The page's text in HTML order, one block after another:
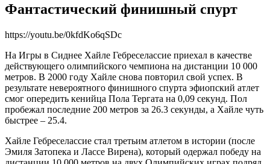
Фантастический финишный спурт
https://youtu.be/0kfdKo6qSDc
На Игры в Сиднее Хайле Гебреселассие приехал в качестве
действующего олимпийского чемпиона на дистанции 10 000
метров. В 2000 году Хайле снова повторил свой успех. В
результате невероятного финишного спурта эфиопский атлет
смог опередить кенийца Пола Тергата на 0,09 секунд. Пол
пробежал последние 200 метров за 26.3 секунды, а Хайле чуть
быстрее – 25.4.
Хайле Гебреселассие стал третьим атлетом в истории (после
Эмиля Затопека и Лассе Вирена), который одержал победу на